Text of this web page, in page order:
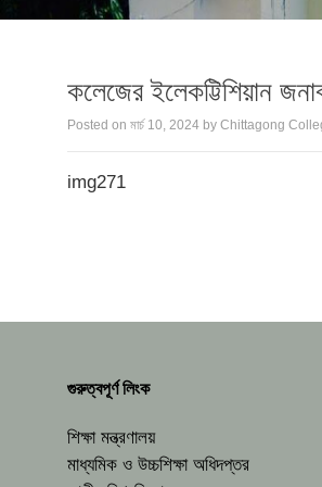
কলেজের ইলেকট্টিশিয়ান
Posted on মার্চ 10, 2024 by Chittagong
img271
গুরুত্বপূর্ণ লিংক
শিক্ষা মন্ত্রণালয়
মাধ্যমিক ও উচ্চশিক্ষা অধিদপ্তর